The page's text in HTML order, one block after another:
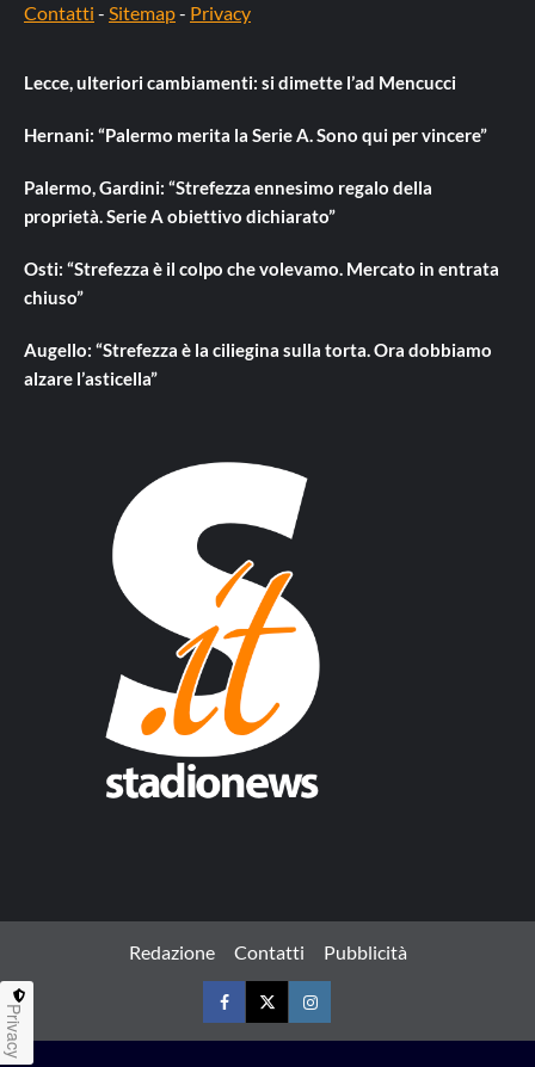
Contatti - Sitemap- Privacy
Lecce, ulteriori cambiamenti: si dimette l’ad Mencucci
Hernani: “Palermo merita la Serie A. Sono qui per vincere”
Palermo, Gardini: “Strefezza ennesimo regalo della
proprietà. Serie A obiettivo dichiarato”
Osti: “Strefezza è il colpo che volevamo. Mercato in entrata
chiuso”
Augello: “Strefezza è la ciliegina sulla torta. Ora dobbiamo
alzare l’asticella”
Redazione Contatti Pubblicità
FacebookTwitterInstagram
Privacy